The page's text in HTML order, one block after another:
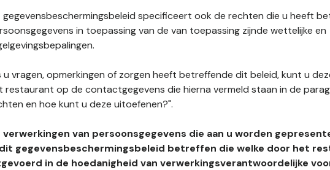
gegevensbeschermingsbeleid specificeert ook de rechten die u heeft
in toepassing van de van toepassing zijnde wettelijke en
u vragen, opmerkingen of zorgen heeft betreffende dit beleid, kunt u
restaurant op de contactgegevens die hierna vermeld staan in de
en hoe kunt u deze uitoefenen?".
verwerkingen van persoonsgegevens die aan u worden
gegevensbeschermingsbeleid betreffen die welke door het
in de hoedanigheid van verwerkingsverantwoordelijke